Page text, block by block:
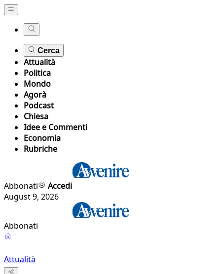
Cerca
Attualità
Politica
Mondo
Agorà
Podcast
Chiesa
Idee e Commenti
Economia
Rubriche
Abbonati
Accedi
August 9, 2026
Abbonati
Attualità